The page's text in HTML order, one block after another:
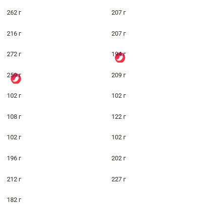
262 г 207 г
216 г 207 г
272 г 194 г
259 г 209 г
102 г 102 г
108 г 122 г
102 г 102 г
196 г 202 г
212 г 227 г
182 г